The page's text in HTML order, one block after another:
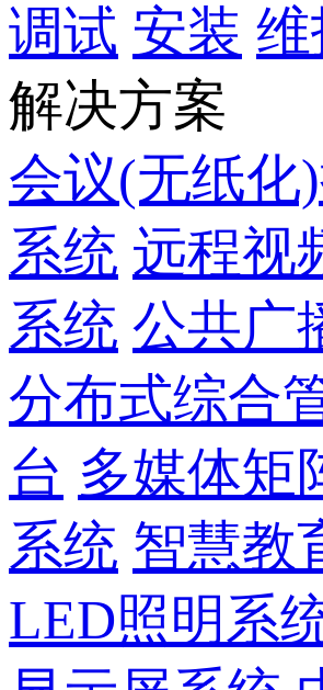
调试 安装 维
解决方案
会议(无纸化
系统 远程视
系统 公共广
分布式综合
台 多媒体矩
系统 智慧教
LED照明系